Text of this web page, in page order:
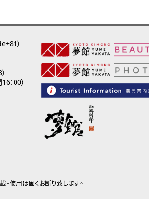
）
：00）
使用は固くお断り致します。